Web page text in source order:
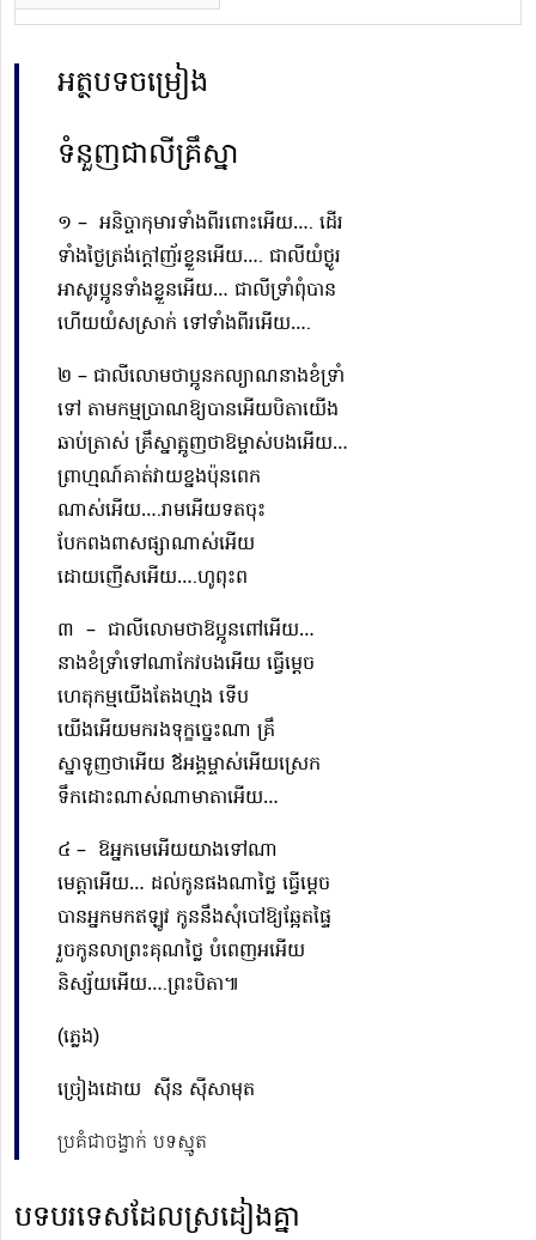
អត្ថបទចម្រៀង
ទំនួញជាលីគ្រឹស្នា
១ – អនិច្ចាកុមារទាំងពីរពោះអើយ…. ដើរ
ទាំងថ្ងៃត្រង់ក្ដៅញ័រខ្លួនអើយ…. ជាលីយំថ្ងូរ
អាសូរប្អូនទាំងខ្លួនអើយ… ជាលីទ្រាំពុំបាន
ហើយយំសស្រាក់ ទៅទាំងពីរអើយ….
២ – ជាលីលោមថាប្អូនកល្យាណនាងខំទ្រាំ
ទៅ តាមកម្មប្រាណឱ្យបានអើយបិតាយើង
ឆាប់ត្រាស់ គ្រឹស្នាត្អូញថាឱម្ចាស់បងអើយ…
ព្រាហ្មណ៍គាត់វាយខ្នងប៉ុនពេក
ណាស់អើយ….រាមអើយទតចុះ
បែកពងពាសផ្សាណាស់អើយ
ដោយញើសអើយ….ហូពុះព
៣ – ជាលីលោមថាឱប្អូនពៅអើយ…
នាងខំទ្រាំទៅណាកែវបងអើយ ធ្វើម្ដេច
ហេតុកម្មយើងតែងហ្មង ទើប
យើងអើយមករងទុក្ខច្នេះណា គ្រឹ
ស្នាទូញថាអើយ ឪអង្គម្ចាស់អើយស្រេក
ទឹកដោះណាស់ណាមាតាអើយ…
៤ – ឱអ្នកមេអើយយាងទៅណា
មេត្តាអើយ… ដល់កូនផងណាថ្លៃ ធ្វើម្ដេច
បានអ្នកមកឥឡូវ កូននឹងសុំបៅឱ្យឆ្អែតផ្ទៃ
រួចកូនលាព្រះគុណថ្លៃ បំពេញអអើយ
និស្ស័យអើយ….ព្រះបិតា៕
(ភ្លេង)
ច្រៀងដោយ សុីន សុីសាមុត
ប្រគំជាចង្វាក់ បទស្មូត
បទបរទេសដែលស្រដៀងគ្នា